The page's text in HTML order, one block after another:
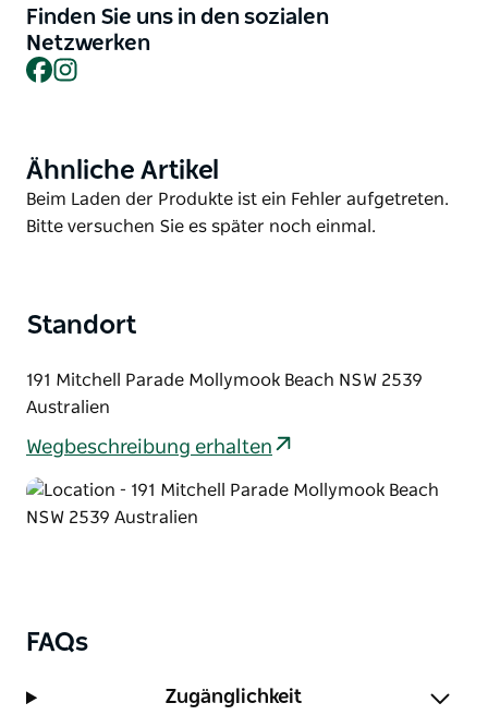
Das Hotel liegt in Bannisters by the Sea, einem
klassischen Zufluchtsort an der Südküste, nur eine
malerische dreistündige Fahrt von Sydney und
Collette-Dinnigan-Stil, für einen unvergleichlichen
Rückzugsort für Gäste im unberührten Mollymook.
Ebenfalls im Bannisters by the Sea befindet sich die
das Spa by the Sea, ein ruhiger Rückzugsort zum
Finden Sie uns in den sozialen
Netzwerken
Facebook
Product
List
Ähnliche Artikel
Product
List
Beim Laden der Produkte ist ein Fehler aufgetreten.
Bitte versuchen Sie es später noch einmal.
Standort
191 Mitchell Parade Mollymook Beach NSW 2539
Australien
Wegbeschreibung erhalten
FAQs
Zugänglichkeit